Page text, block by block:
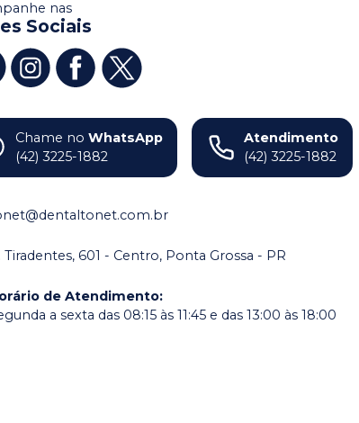
nas
Sociais
Chame no WhatsApp
(42) 3225-1882
Atendimento
(42) 3225-1882
Tiradentes, 601 - Centro, Ponta Grossa - PR
de Atendimento:
a sexta das 08:15 às 11:45 e das 13:00 às 18:00